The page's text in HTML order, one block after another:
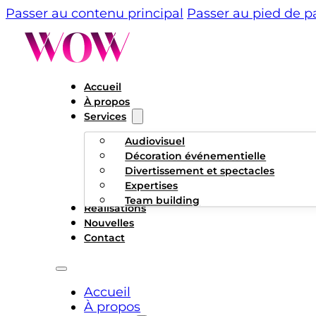
Passer au contenu principal Passer au pied de
Accueil
À propos
Services
Audiovisuel
Décoration événementielle
Divertissement et spectacles
Expertises
Team building
Réalisations
Nouvelles
Contact
Accueil
À propos